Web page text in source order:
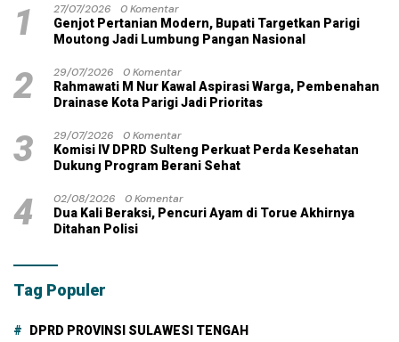
1 27/07/2026
0 Komentar
Genjot Pertanian Modern, Bupati Targetkan Parigi
Moutong Jadi Lumbung Pangan Nasional
2 29/07/2026
0 Komentar
Rahmawati M Nur Kawal Aspirasi Warga, Pembenahan
Drainase Kota Parigi Jadi Prioritas
3 29/07/2026
0 Komentar
Komisi IV DPRD Sulteng Perkuat Perda Kesehatan
Dukung Program Berani Sehat
4 02/08/2026
0 Komentar
Dua Kali Beraksi, Pencuri Ayam di Torue Akhirnya
Ditahan Polisi
Tag Populer
DPRD PROVINSI SULAWESI TENGAH